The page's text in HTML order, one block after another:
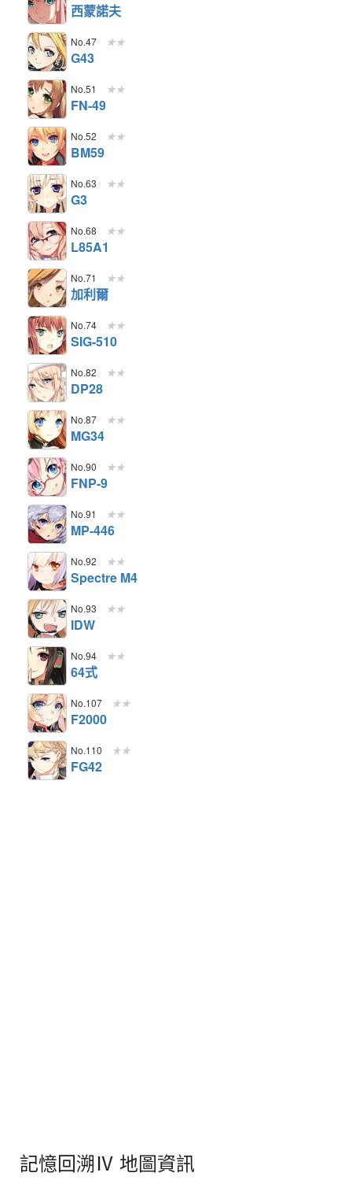
西蒙諾夫
No.47 ★★
G43
No.51 ★★
FN-49
No.52 ★★
BM59
No.63 ★★
G3
No.68 ★★
L85A1
No.71 ★★
加利爾
No.74 ★★
SIG-510
No.82 ★★
DP28
No.87 ★★
MG34
No.90 ★★
FNP-9
No.91 ★★
MP-446
No.92 ★★
Spectre M4
No.93 ★★
IDW
No.94 ★★
64式
No.107 ★★
F2000
No.110 ★★
FG42
記憶回溯Ⅳ 地圖資訊